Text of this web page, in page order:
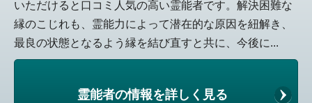
いただけると口コミ人気の高い霊能者です。解決困難な
縁のこじれも、霊能力によって潜在的な原因を紐解き、
最良の状態となるよう縁を結び直すと共に、今後に...
霊能者の情報を詳しく見る